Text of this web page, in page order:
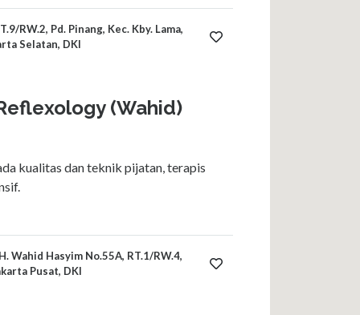
RW.2, Pd. Pinang, Kec. Kby. Lama,
Selatan, DKI
(Wahid)
kualitas dan teknik pijatan, terapis
Wahid Hasyim No.55A, RT.1/RW.4,
Pusat, DKI